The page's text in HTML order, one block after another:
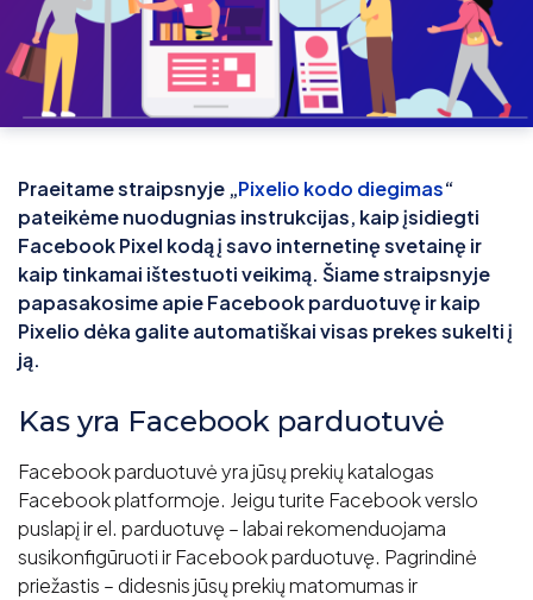
Praeitame straipsnyje „Pixelio kodo diegimas“
pateikėme nuodugnias instrukcijas, kaip įsidiegti
Facebook Pixel kodą į savo internetinę svetainę ir
kaip tinkamai ištestuoti veikimą. Šiame straipsnyje
papasakosime apie Facebook parduotuvę ir kaip
Pixelio dėka galite automatiškai visas prekes sukelti į
ją.
Kas yra Facebook parduotuvė
Facebook parduotuvė yra jūsų prekių katalogas
Facebook platformoje. Jeigu turite Facebook verslo
puslapį ir el. parduotuvę – labai rekomenduojama
susikonfigūruoti ir Facebook parduotuvę. Pagrindinė
priežastis – didesnis jūsų prekių matomumas ir